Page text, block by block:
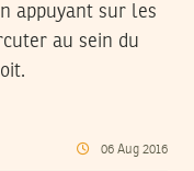
appuyant sur les
au sein du
06 Aug 2016